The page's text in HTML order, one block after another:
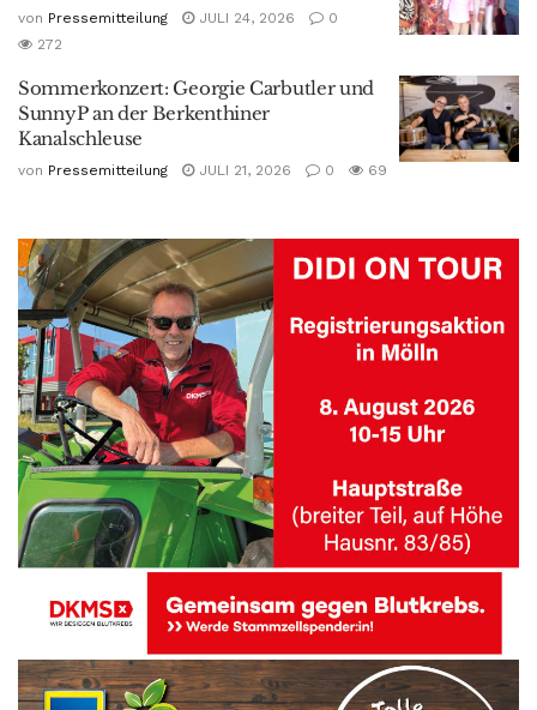
von Pressemitteilung JULI 24, 2026
0
272
Sommerkonzert: Georgie Carbutler und
SunnyP an der Berkenthiner
Kanalschleuse
von Pressemitteilung JULI 21, 2026 0 69